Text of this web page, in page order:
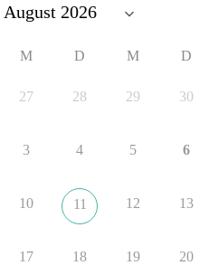
#dieBasis #sachsenanhalt
👉 Folgen:
1 Tag zuvor
⚡ Vorsorge ist richtig. Aber
M D M D
27 28 29 30
3 4 5 6
10 11 12 13
17 18 19 20